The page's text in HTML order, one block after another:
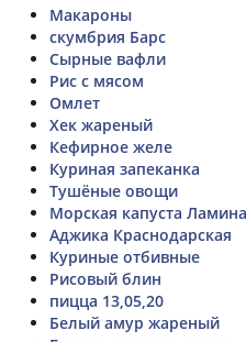
Макароны
скумбрия Барс
Сырные вафли
Рис с мясом
Омлет
Хек жареный
Кефирное желе
Куриная запеканка
Тушёные овощи
Морская капуста
Аджика Краснодарская
Куриные отбивные
Рисовый блин
пицца 13,05,20
Белый амур жареный